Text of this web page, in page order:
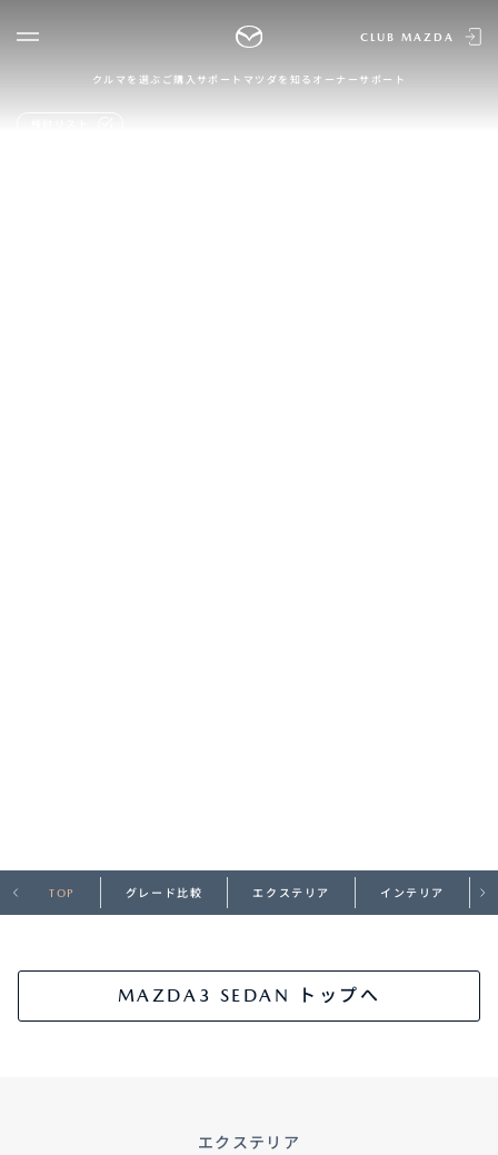
CLUB MAZDA
クルマを選ぶ ご購入サポート マツダを知る オーナーサポート
企業・IR・採用
TOP グレード比較 エクステリア インテリア
MAZDA3 SEDAN トップへ
エクステリア